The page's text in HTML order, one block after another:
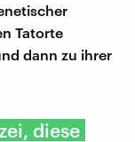
Tatorte
dann zu ihrer
diese